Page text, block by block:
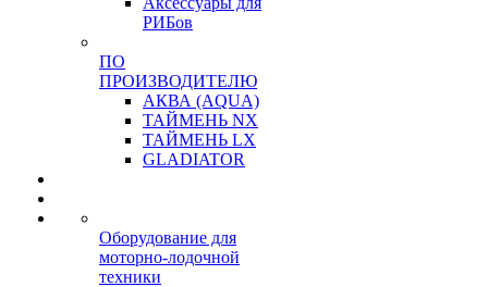
РИБов
ПО
ПРОИЗВОДИТЕЛЮ
АКВА (AQUA)
ТАЙМЕНЬ NX
ТАЙМЕНЬ LX
GLADIATOR
Оборудование для
моторно-лодочной
техники